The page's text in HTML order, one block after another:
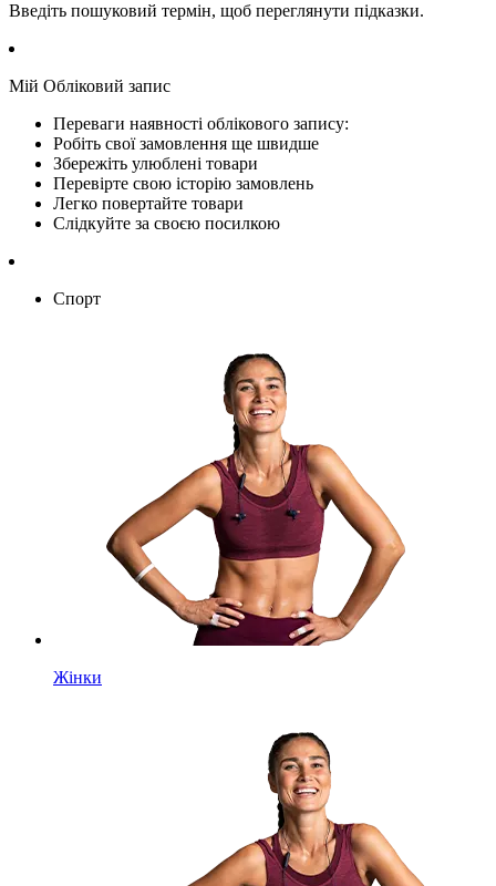
Введіть пошуковий термін, щоб переглянути підказки.
Мій Обліковий запис
Переваги наявності облікового запису:
Робіть свої замовлення ще швидше
Збережіть улюблені товари
Перевірте свою історію замовлень
Легко повертайте товари
Слідкуйте за своєю посилкою
Спорт
Жінки